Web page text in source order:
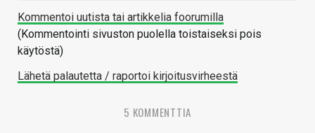
Kommentoi uutista tai artikkelia foorumilla
(Kommentointi sivuston puolella toistaiseksi pois
käytöstä)
Lähetä palautetta / raportoi kirjoitusvirheestä
5 KOMMENTTIA